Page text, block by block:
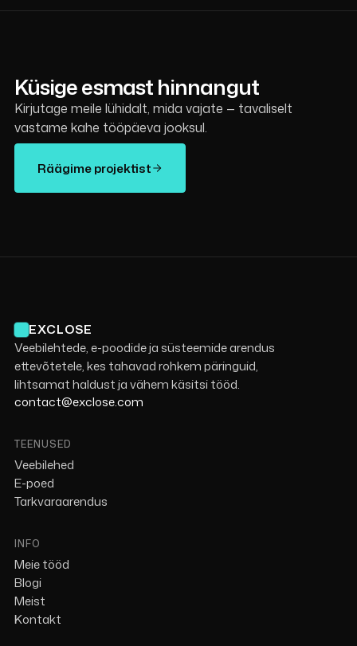
Küsige esmast hinnangut
Kirjutage meile lühidalt, mida vajate — tavaliselt
vastame kahe tööpäeva jooksul.
Räägime projektist
EXCLOSE
Veebilehtede, e-poodide ja süsteemide arendus
ettevõtetele, kes tahavad rohkem päringuid,
lihtsamat haldust ja vähem käsitsi tööd.
contact@exclose.com
TEENUSED
Veebilehed
E-poed
Tarkvaraarendus
INFO
Meie tööd
Blogi
Meist
Kontakt